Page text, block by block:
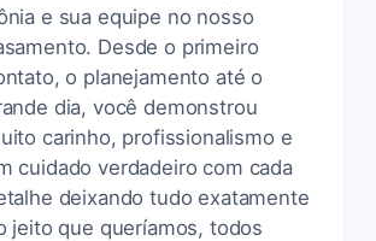
e sua equipe no nosso
Desde o primeiro
o planejamento até o
dia, você demonstrou
carinho, profissionalismo e
cuidado verdadeiro com cada
deixando tudo exatamente
jeito que queríamos, todos